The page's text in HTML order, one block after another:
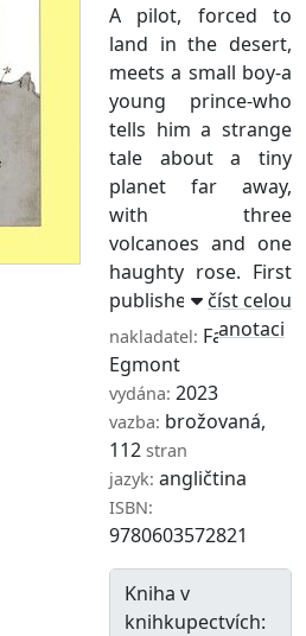
A pilot, forced to
land in the desert,
meets a small boy-a
young prince-who
tells him a strange
tale about a tiny
planet far away,
with three
volcanoes and one
haughty rose. First
published in 194 ...
číst celou
anotaci
nakladatel: Farshore,
Egmont
vydána: 2023
vazba: brožovaná,
112 stran
jazyk: angličtina
ISBN:
9780603572821
Kniha v
knihkupectvích: